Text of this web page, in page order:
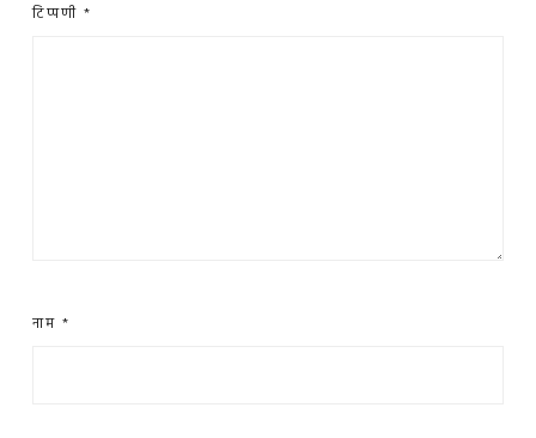
टिप्पणी *
नाम *